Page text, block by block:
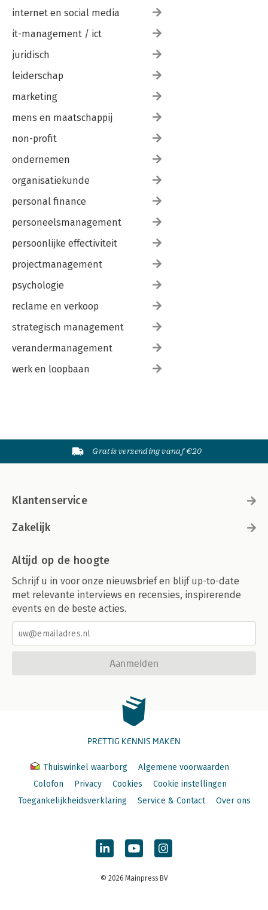
internet en social media
it-management / ict
juridisch
leiderschap
marketing
mens en maatschappij
non-profit
ondernemen
organisatiekunde
personal finance
personeelsmanagement
persoonlijke effectiviteit
projectmanagement
psychologie
reclame en verkoop
strategisch management
verandermanagement
werk en loopbaan
Gratis verzending vanaf €20
Klantenservice
Zakelijk
Altijd op de hoogte
Schrijf u in voor onze nieuwsbrief en blijf up-to-date
met relevante interviews en recensies, inspirerende
events en de beste acties.
Aanmelden
PRETTIG KENNIS MAKEN
Thuiswinkel waarborg
Algemene voorwaarden
Colofon
Privacy Cookies
Cookie instellingen
Toegankelijkheidsverklaring
Service & Contact Over ons
© 2026 Mainpress BV